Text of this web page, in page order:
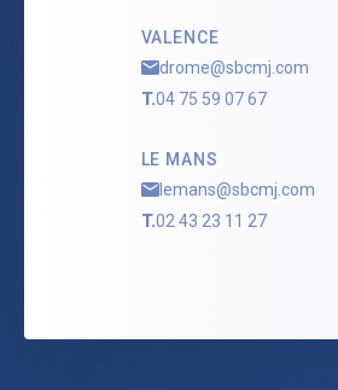
VALENCE
drome@sbcmj.com
T.04 75 59 07 67
LE MANS
lemans@sbcmj.com
T.02 43 23 11 27